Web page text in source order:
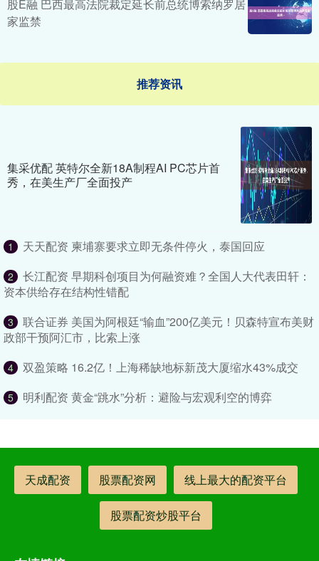
股E融 巴西最高法院裁定延长前总统博索纳罗居
家监禁
推荐资讯
集采优配 英特尔全新18A制程AI PC芯片首
秀，在美生产厂全面投产
1 天天配资 柬埔寨要求立即无条件停火，泰国回应
2
长江配资 早期科创项目为何融资难？全国人大代表田轩：
资本供给存在结构性错配
3
联合证券 美国为阿根廷“输血”200亿美元！贝森特宣布美财
政部干预阿汇市，比索上涨
4 双盈策略 16.2亿！上海稀缺地标新茂大厦缩水43%成交
5 明利配资 黄金“跳水”分析：避险与宏观利空的博弈
天成配资 股票配资网 线上最大的配资平台
股票配资炒股平台